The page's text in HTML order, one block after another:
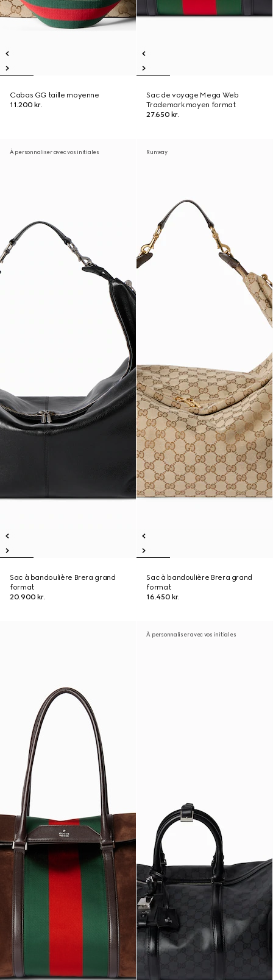
Cabas GG taille moyenne
11.200 kr.
Sac de voyage Mega Web
Trademark moyen format
27.650 kr.
À personnaliser avec vos initiales
Sac à bandoulière Brera grand
format
20.900 kr.
Runway
Sac à bandoulière Brera grand
format
16.450 kr.
À personnaliser avec vos initiales